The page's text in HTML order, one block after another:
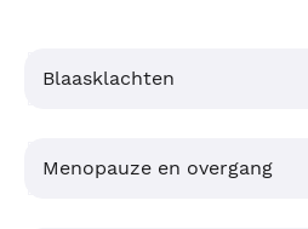
Blaasklachten
Menopauze en overgang